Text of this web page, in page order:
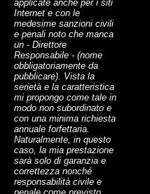
applicate anche per i siti
Internet e con le
medesime sanzioni civili
e penali noto che manca
un - Direttore
Responsabile - (nome
obbligatoriamente da
pubblicare). Vista la
serietà e la caratteristica
mi propongo come tale in
modo non subordinato e
con una minima richiesta
annuale forfettaria.
Naturalmente, in questo
caso, la mia prestazione
sarà solo di garanzia e
correttezza nonché
responsabilità civile e